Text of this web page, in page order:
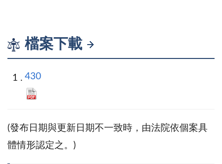
檔案下載
430
(發布日期與更新日期不一致時，由法院依個案具
體情形認定之。)